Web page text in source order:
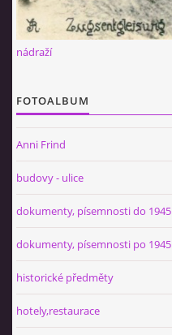
nádraží
FOTOALBUM
Anni Frind
budovy - ulice
dokumenty, písemnosti do 1945
dokumenty, písemnosti po 1945
historické předměty
hotely,restaurace